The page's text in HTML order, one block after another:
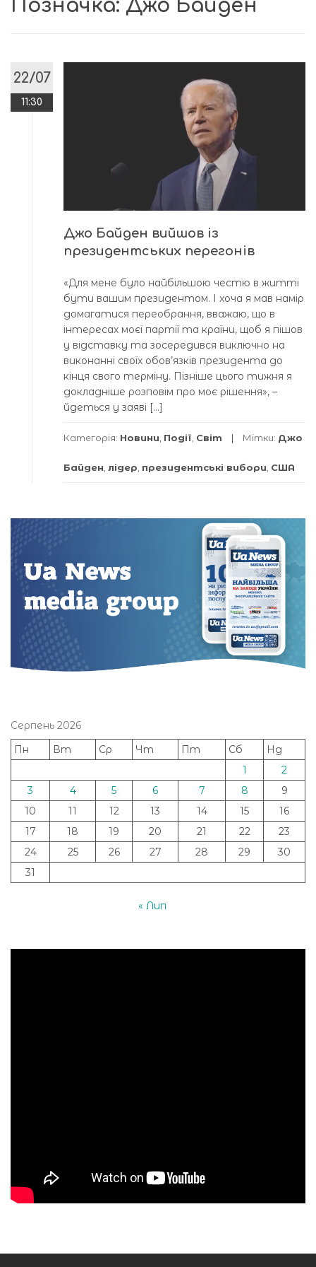
Позначка: Джо Байден
22/07
11:30
Джо Байден вийшов із
президентських перегонів
«Для мене було найбільшою честю в житті
бути вашим президентом. І хоча я мав намір
домагатися переобрання, вважаю, що в
інтересах моєї партії та країни, щоб я пішов
у відставку та зосередився виключно на
виконанні своїх обов’язків президента до
кінця свого терміну. Пізніше цього тижня я
докладніше розповім про моє рішення», –
йдеться у заяві […]
Категорія: Новини Події Світ Мітки: Джо
Байден лідер президентські вибори США
Серпень 2026
Пн
Вт Ср Чт Пт Сб
Нд
1
2
3
4 5 6 7 8
9
10
11 12 13 14 15
16
17
18 19 20 21 22
23
24
25 26 27 28 29
30
31
« Лип